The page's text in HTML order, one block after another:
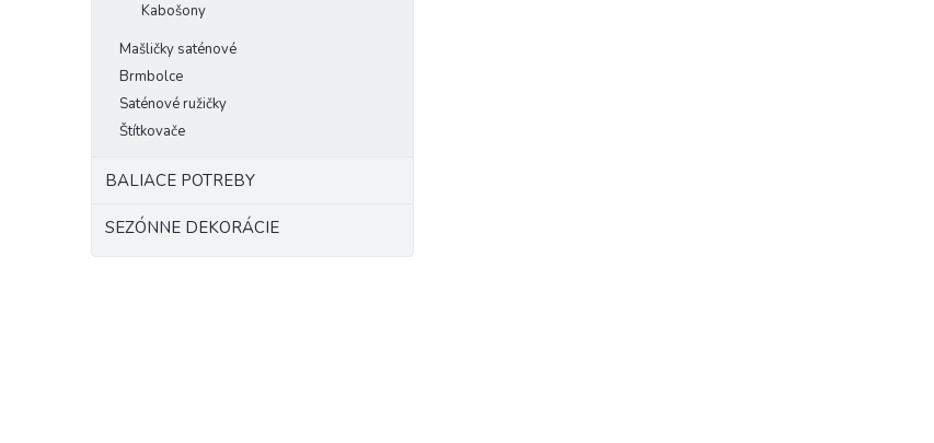
Kabošony
Mašličky saténové
Brmbolce
Saténové ružičky
Štítkovače
BALIACE POTREBY
SEZÓNNE DEKORÁCIE